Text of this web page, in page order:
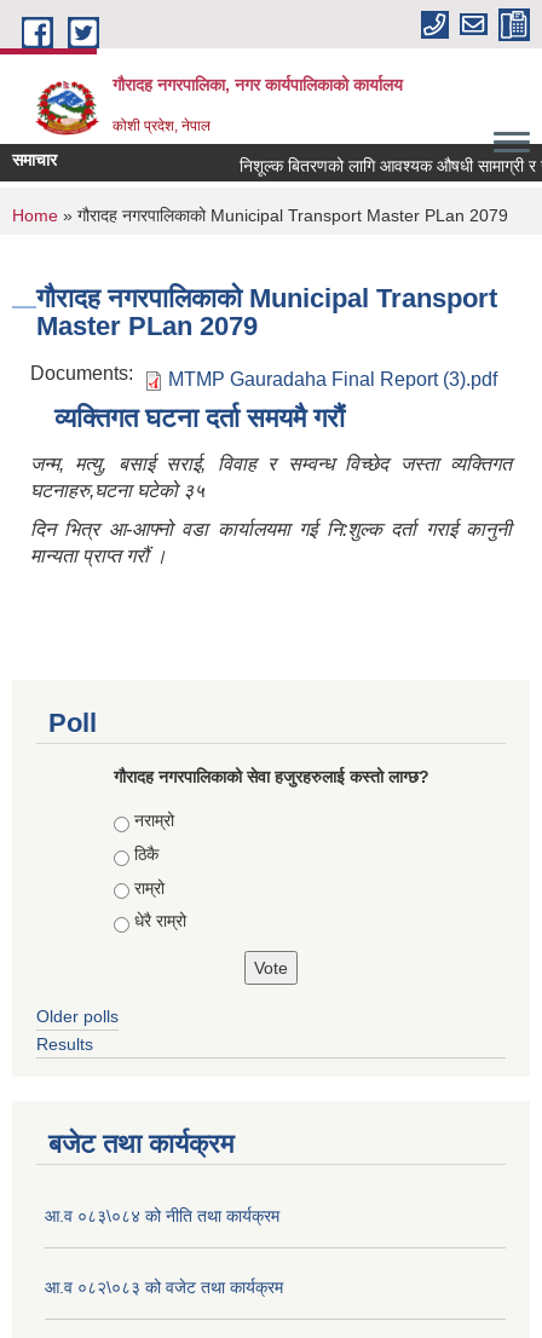
Skip to main content
गौरादह नगरपालिका, नगर कार्यपालिकाको कार्यालय
कोशी प्रदेश, नेपाल
समाचार निशूल्क बितरणको लागि आवश्यक ‍औषधी सामाग्री
You are here
Home » गौरादह नगरपालिकाको Municipal Transport Master PLan 2079
गौरादह नगरपालिकाको Municipal Transport
Master PLan 2079
Documents: MTMP Gauradaha Final Report (3).pdf
व्यक्तिगत घटना दर्ता समयमै गरौं
जन्म, मत्यु, बसाई सराई, विवाह र सम्वन्ध विच्छेद जस्ता व्यक्तिगत
घटनाहरु,घटना घटेको ३५
दिन भित्र आ-आफ्नो वडा कार्यालयमा गई नि:शुल्क दर्ता गराई कानुनी
मान्यता प्राप्त गरौं ।
Poll
गौरादह नगरपालिकाको सेवा हजुरहरुलाई कस्तो लाग्छ?
Choices
नराम्रो
ठिकै
राम्रो
धेरै राम्रो
Older polls
Results
बजेट तथा कार्यक्रम
आ.व ०८३\०८४ को नीति तथा कार्यक्रम
आ.व ०८२\०८३ को वजेट तथा कार्यक्रम